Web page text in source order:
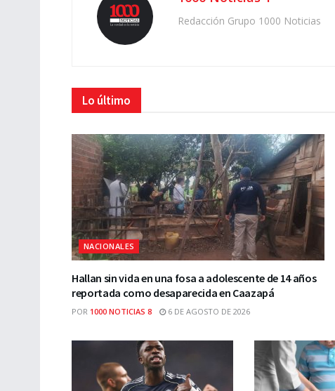
Redacción Grupo 1000 Noticias
Lo último
NACIONALES
Hallan sin vida en una fosa a adolescente de 14 años
reportada como desaparecida en Caazapá
POR 1000 NOTICIAS 8 6 DE AGOSTO DE 2026